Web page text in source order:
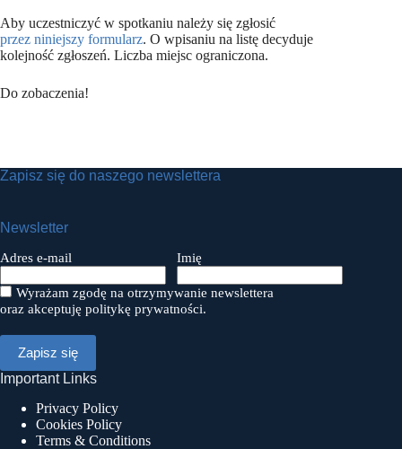
Aby uczestniczyć w spotkaniu należy się zgłosić
przez niniejszy formularz. O wpisaniu na listę decyduje
kolejność zgłoszeń. Liczba miejsc ograniczona.
Do zobaczenia!
Zapisz się do naszego newslettera
Newsletter
Adres e-mail Imię
Wyrażam zgodę na otrzymywanie newslettera
oraz akceptuję politykę prywatności.
Important Links
Privacy Policy
Cookies Policy
Terms & Conditions